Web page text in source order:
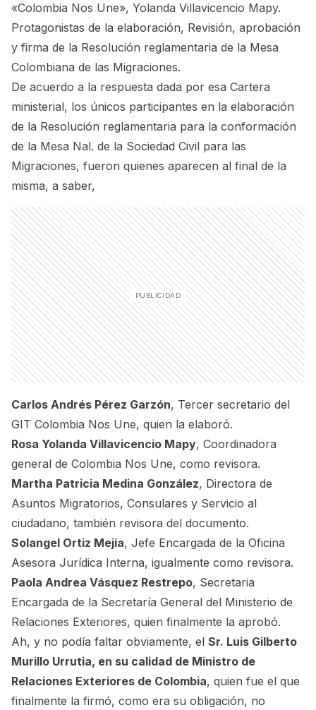
«Colombia Nos Une», Yolanda Villavicencio Mapy.
Protagonistas de la elaboración, Revisión, aprobación
y firma de la Resolución reglamentaria de la Mesa
Colombiana de las Migraciones.
De acuerdo a la respuesta dada por esa Cartera
ministerial, los únicos participantes en la elaboración
de la Resolución reglamentaria para la conformación
de la Mesa Nal. de la Sociedad Civil para las
Migraciones, fueron quienes aparecen al final de la
misma, a saber,
Carlos Andrés Pérez Garzón, Tercer secretario del
GIT Colombia Nos Une, quien la elaboró.
Rosa Yolanda Villavicencio Mapy, Coordinadora
general de Colombia Nos Une, como revisora.
Martha Patricia Medina González, Directora de
Asuntos Migratorios, Consulares y Servicio al
ciudadano, también revisora del documento.
Solangel Ortiz Mejía, Jefe Encargada de la Oficina
Asesora Jurídica Interna, igualmente como revisora.
Paola Andrea Vásquez Restrepo, Secretaria
Encargada de la Secretaría General del Ministerio de
Relaciones Exteriores, quien finalmente la aprobó.
Ah, y no podía faltar obviamente, el Sr. Luis Gilberto
Murillo Urrutia, en su calidad de Ministro de
Relaciones Exteriores de Colombia, quien fue el que
finalmente la firmó, como era su obligación, no